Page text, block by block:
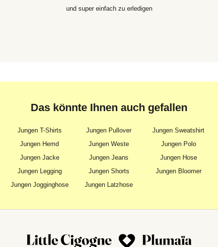
und super einfach zu erledigen
Das könnte Ihnen auch gefallen
Jungen T-Shirts Jungen Pullover
Jungen Sweatshirt
Jungen Hemd
Jungen Weste
Jungen Polo
Jungen Jacke
Jungen Jeans
Jungen Hose
Jungen Legging
Jungen Shorts
Jungen Bloomer
Jungen Jogginghose
Jungen Latzhose